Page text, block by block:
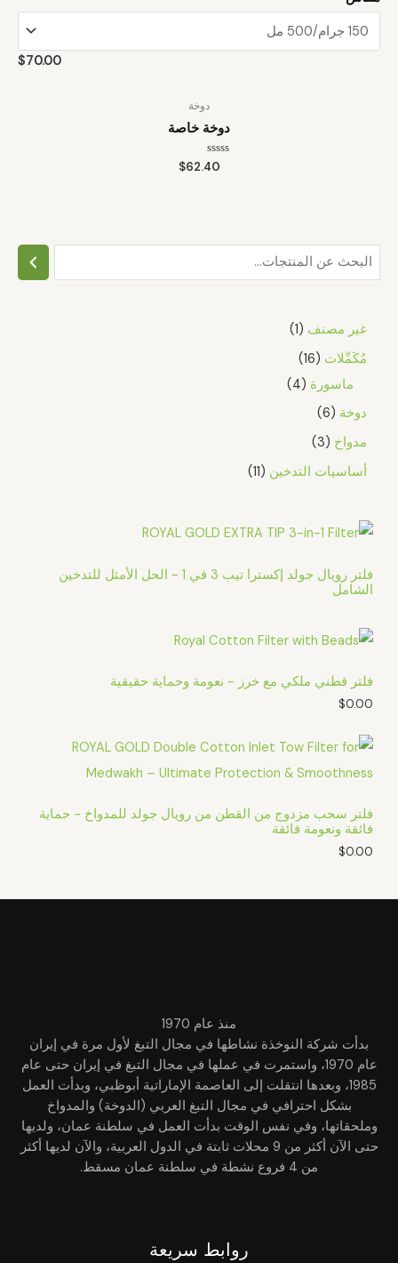
غير مصنف
1
مُكَمِّلات
16
ماسورة
4
دوخة
6
مدواخ
3
أساسيات التدخين
11
فلتر رويال جولد إكسترا تيب 3 في 1 - الحل الأمثل للتدخين
الشامل
فلتر قطني ملكي مع خرز - نعومة وحماية حقيقية
$0.00
فلتر سحب مزدوج من القطن من رويال جولد للمدواخ - حماية
فائقة ونعومة فائقة
$0.00
$70.00
دوخة
دوخة خاصة
تم
التقييم
$62.40
منذ عام 1970
بدأت شركة النوخذة نشاطها في مجال التبغ لأول مرة في إيران
عام 1970، واستمرت في عملها في مجال التبغ في إيران حتى عام
1985، وبعدها انتقلت إلى العاصمة الإماراتية أبوظبي، وبدأت العمل
بشكل احترافي في مجال التبغ العربي (الدوخة) والمدواخ
وملحقاتها، وفي نفس الوقت بدأت العمل في سلطنة عمان، ولديها
حتى الآن أكثر من 9 محلات ثابتة في الدول العربية، والآن لديها أكثر
من 4 فروع نشطة في سلطنة عمان مسقط.
روابط سريعة